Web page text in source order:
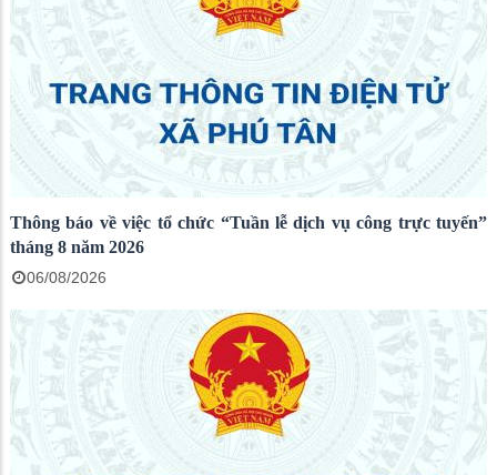
Thông báo về việc tổ chức “Tuần lễ dịch vụ công trực tuyến”
tháng 8 năm 2026
06/08/2026